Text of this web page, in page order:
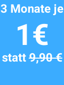
3 Monate je
1€
statt9,90 €